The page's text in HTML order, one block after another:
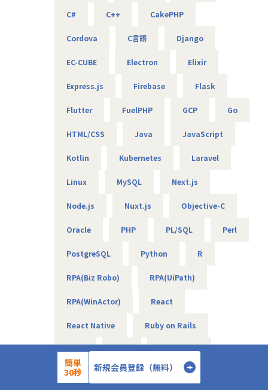
・データ基盤の構築並びにデータ活用によるDX化の提案
・RAG機能を搭載した、(閉域接続可能な)生成AIの開発
・鉄道会社向け、AIを活用した需要予測とシステム開発
・WEB広告最適化に向けたデータ分析、PoC開発 など
当社は社長を含め、社員構成の9割以上がエンジニアです。
りたい」という想いを込めて創業したため、
働き方を考慮して下記環境を用意しています。
・9割以上がリモート（年に数回程度の出社メンバーも）
・有給消化日数は18.5日（夏季休暇含む）
【業務の変更の範囲】
C# C++ CakePHP
Cordova C言語 Django
EC-CUBE Electron Elixir
Express.js Firebase Flask
Flutter FuelPHP GCP Go
HTML/CSS Java JavaScript
Kotlin Kubernetes Laravel
Linux MySQL Next.js
Node.js Nuxt.js Objective-C
Oracle PHP PL/SQL Perl
PostgreSQL Python R
RPA(Biz Robo) RPA(UiPath)
RPA(WinActor) React
React Native Ruby on Rails
Rust SQL SQL Server
Salesforce Scala Seasar2
簡単
30秒
新規会員登録（無料）